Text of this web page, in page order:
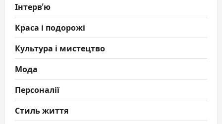
Інтерв'ю
Краса і подорожі
Культура і мистецтво
Мода
Персоналії
Стиль життя